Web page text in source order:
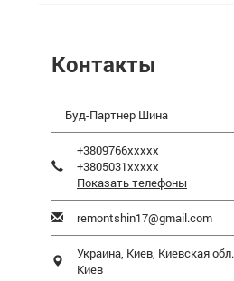
Контакты
Буд-Партнер Шина
+3809766xxxxx
+3805031xxxxx
Показать телефоны
remontshin17@gmail.com
Украина, Киев Киевская обл.
Киев